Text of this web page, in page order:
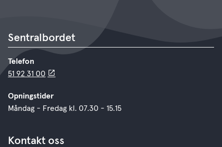
Sentralbordet
Telefon
51 92 31 00
Opningstider
Måndag - Fredag kl. 07.30 - 15.15
Kontakt oss